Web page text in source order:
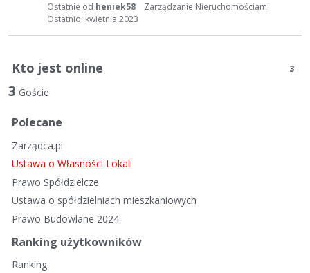
j
a
Ostatnie od heniek58
Ostatnio: kwietnia 2023
Zarządzanie Nieruchomościami
Kto jest online 3
3 Goście
Polecane
Zarządca.pl
Ustawa o Własności Lokali
Prawo Spółdzielcze
Ustawa o spółdzielniach mieszkaniowych
Prawo Budowlane 2024
Ranking użytkowników
Ranking